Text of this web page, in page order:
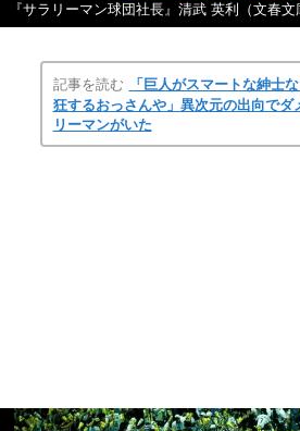
『サラリーマン球団社長』清武 英利（文春文
記事を読む
「巨人がスマートな紳士
狂するおっさんや」異次元の出向でダ
リーマンがいた